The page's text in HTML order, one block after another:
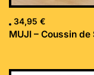
34,95 €
MUJI – Coussin de